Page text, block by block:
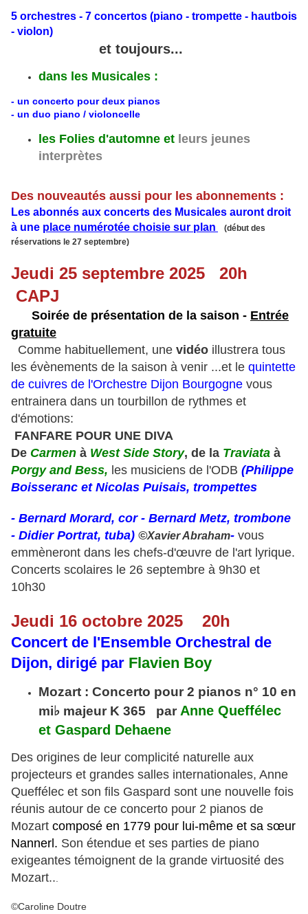
5 orchestres - 7 concertos (piano - trompette - hautbois
- violon)
et toujours...
dans les Musicales :
- un concerto pour deux pianos
- un duo piano / violoncelle
les Folies d'automne et leurs jeunes
interprètes
Des nouveautés aussi pour les abonnements :
Les abonnés aux concerts des Musicales auront droit
à une place numérotée choisie sur plan
(début des
réservations le 27 septembre)
Jeudi 25 septembre 2025 20h
CAPJ
Soirée de présentation de la saison - Entrée
gratuite
Comme habituellement, une vidéo illustrera tous
les évènements de la saison à venir ...et le quintette
de cuivres de l'Orchestre Dijon Bourgogne vous
entrainera dans un tourbillon de rythmes et
d'émotions:
FANFARE POUR UNE DIVA
De Carmen à West Side Story, de la Traviata à
Porgy and Bess, les musiciens de l'ODB (Philippe
Boisseranc et Nicolas Puisais, trompettes
- Bernard Morard, cor - Bernard Metz, trombone
- Didier Portrat, tuba) ©Xavier Abraham- vous
emmèneront dans les chefs-d'œuvre de l'art lyrique.
Concerts scolaires le 26 septembre à 9h30 et
10h30
Jeudi 16 octobre 2025 20h
Concert de l'Ensemble Orchestral de
Dijon, dirigé par Flavien Boy
Mozart : Concerto pour 2 pianos n° 10 en
mi♭ majeur K 365 par Anne Queffélec
et Gaspard Dehaene
Des origines de leur complicité naturelle aux
projecteurs et grandes salles internationales, Anne
Queffélec et son fils Gaspard sont une nouvelle fois
réunis autour de ce concerto pour 2 pianos de
Mozart composé en 1779 pour lui-même et sa sœur
Nannerl. Son étendue et ses parties de piano
exigeantes témoignent de la grande virtuosité des
Mozart..
©Caroline Doutre